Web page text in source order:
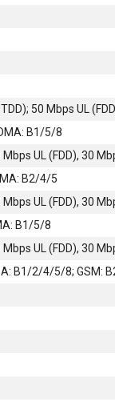
50 Mbps UL
B1/5/8
UL (FDD), 30
B2/4/5
UL (FDD), 30
B1/5/8
UL (FDD), 30
B1/2/4/5/8; GSM: